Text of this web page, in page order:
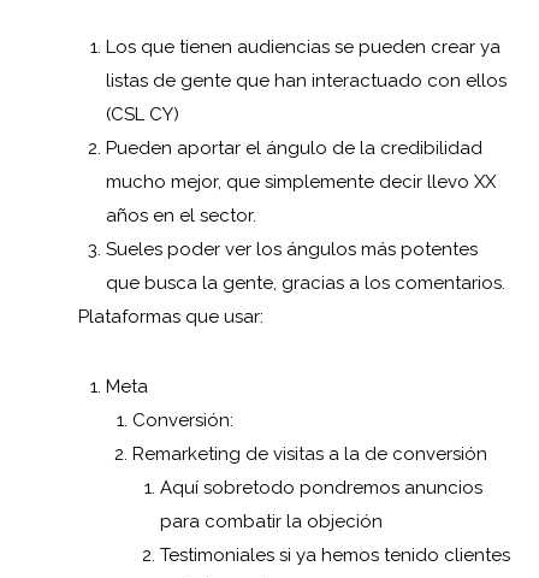
Los que tienen audiencias se pueden crear ya
listas de gente que han interactuado con ellos
(CSL CY)
Pueden aportar el ángulo de la credibilidad
mucho mejor, que simplemente decir llevo XX
años en el sector.
Sueles poder ver los ángulos más potentes
que busca la gente, gracias a los comentarios.
Plataformas que usar:
Meta
Conversión:
Remarketing de visitas a la de conversión
Aquí sobretodo pondremos anuncios
para combatir la objeción
Testimoniales si ya hemos tenido clientes